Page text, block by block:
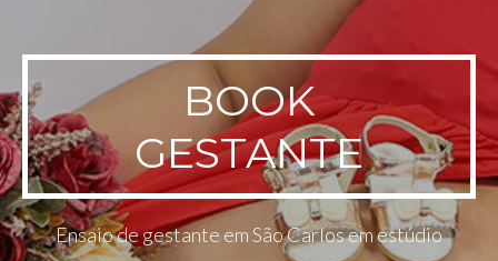
BOOK
GESTANTE
Ensaio de gestante em São Carlos em estúdio